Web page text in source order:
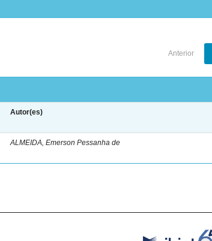
Anterior
Autor(es)
ALMEIDA, Emerson Pessanha de